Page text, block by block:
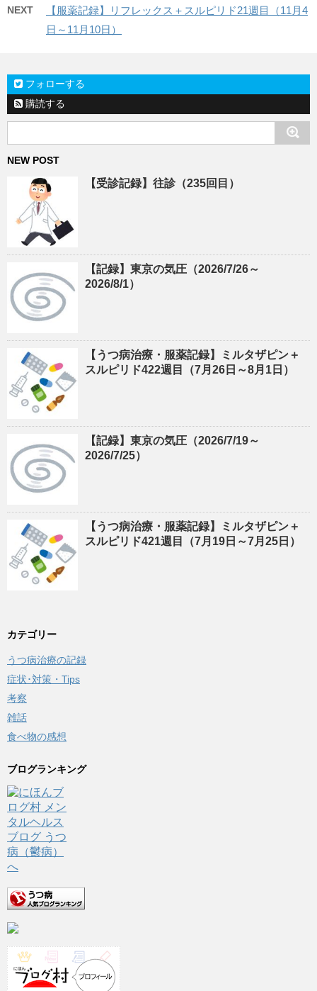
NEXT
【服薬記録】リフレックス＋スルピリド21週目（11月4
日～11月10日）
フォローする
購読する
NEW POST
【受診記録】往診（235回目）
【記録】東京の気圧（2026/7/26～
2026/8/1）
【うつ病治療・服薬記録】ミルタザピン＋
スルピリド422週目（7月26日～8月1日）
【記録】東京の気圧（2026/7/19～
2026/7/25）
【うつ病治療・服薬記録】ミルタザピン＋
スルピリド421週目（7月19日～7月25日）
カテゴリー
うつ病治療の記録
症状･対策・Tips
考察
雑話
食べ物の感想
ブログランキング